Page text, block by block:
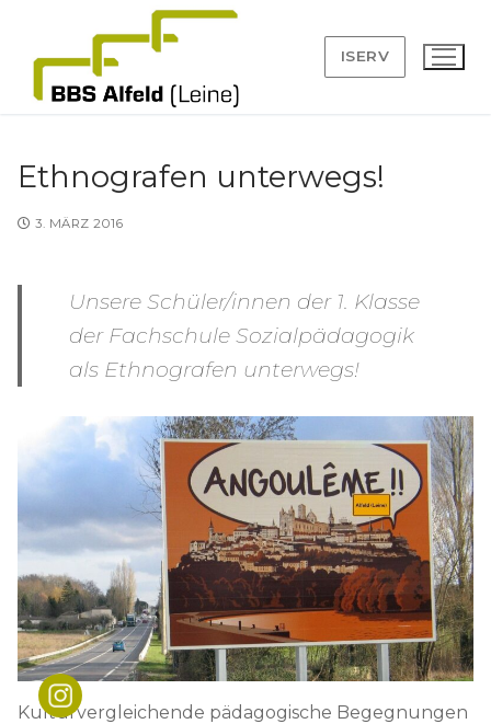
springen
ISERV
Suchen
Angebot
Anmeldung
Leitbild
Schulleitung
Teams
Organigramm
Lehrkräfteausbildung
Kooperationen
Downloads
Krankmeldung
Infos für Ausbildungsbetriebe
FAQ
News
Beratung
Beratungsteam
Berufsberatung
Job-Matching
Förderverein
Ethnografen unterwegs!
3. MÄRZ 2016
Unsere Schüler/innen der 1. Klasse
der Fachschule Sozialpädagogik
als Ethnografen unterwegs!
Kulturvergleichende pädagogische Begegnungen